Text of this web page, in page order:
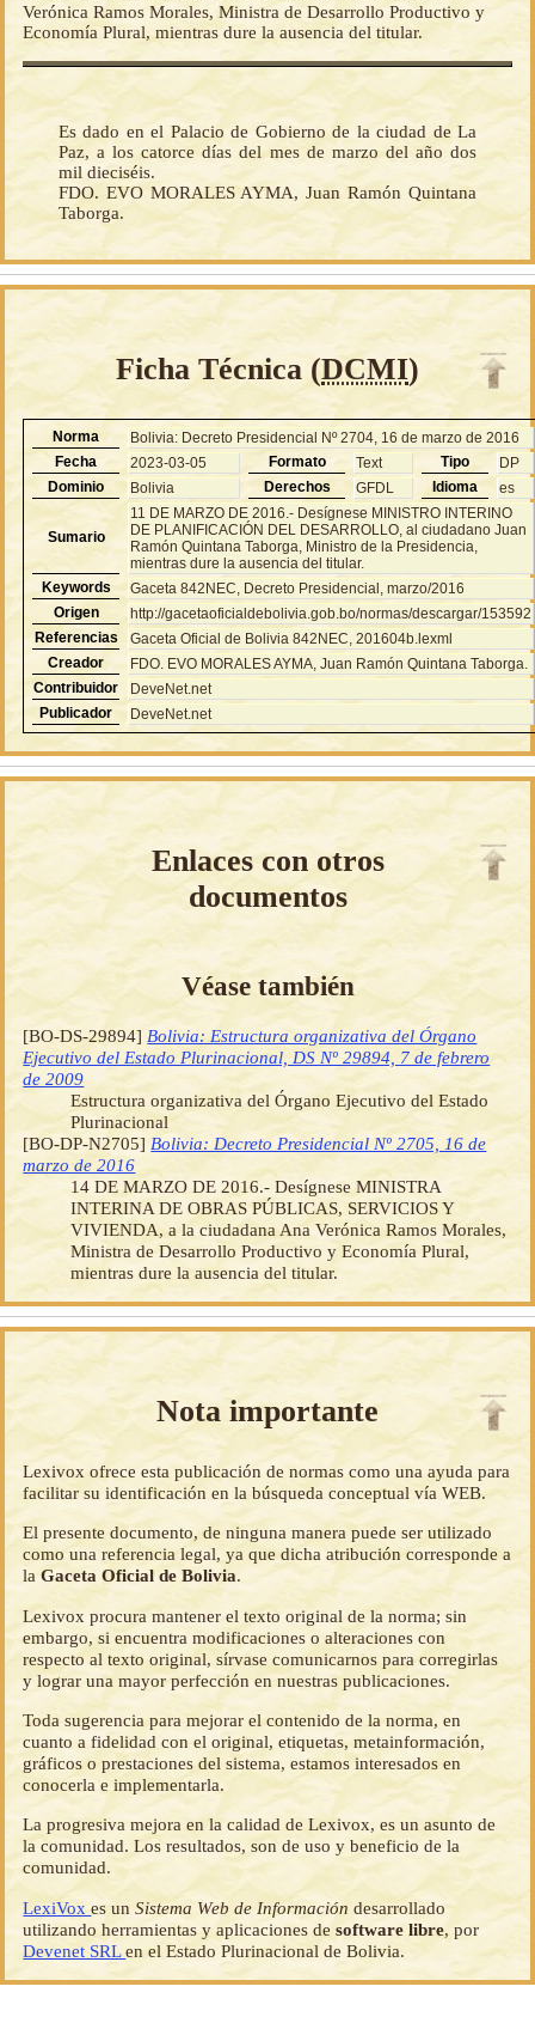
Verónica Ramos Morales, Ministra de Desarrollo Productivo y
Economía Plural, mientras dure la ausencia del titular.
Es dado en el Palacio de Gobierno de la ciudad de La
Paz, a los catorce días del mes de marzo del año dos
mil dieciséis.
FDO. EVO MORALES AYMA, Juan Ramón Quintana
Taborga.
Ficha Técnica (DCMI)
Norma
Bolivia: Decreto Presidencial Nº 2704, 16 de marzo de 2016
Fecha
2023-03-05 Formato Text Tipo
DP
Dominio
Bolivia Derechos GFDL Idioma es
Sumario
11 DE MARZO DE 2016.- Desígnese MINISTRO INTERINO
DE PLANIFICACIÓN DEL DESARROLLO, al ciudadano Juan
Ramón Quintana Taborga, Ministro de la Presidencia,
mientras dure la ausencia del titular.
Keywords
Gaceta 842NEC, Decreto Presidencial, marzo/2016
Origen
http://gacetaoficialdebolivia.gob.bo/normas/descargar/153592
Referencias
Gaceta Oficial de Bolivia 842NEC, 201604b.lexml
Creador
FDO. EVO MORALES AYMA, Juan Ramón Quintana Taborga.
Contribuidor
DeveNet.net
Publicador
DeveNet.net
Enlaces con otros
documentos
Véase también
[BO-DS-29894] Bolivia: Estructura organizativa del Órgano
Ejecutivo del Estado Plurinacional, DS Nº 29894, 7 de febrero
de 2009
Estructura organizativa del Órgano Ejecutivo del Estado
Plurinacional
[BO-DP-N2705] Bolivia: Decreto Presidencial Nº 2705, 16 de
marzo de 2016
14 DE MARZO DE 2016.- Desígnese MINISTRA
INTERINA DE OBRAS PÚBLICAS, SERVICIOS Y
VIVIENDA, a la ciudadana Ana Verónica Ramos Morales,
Ministra de Desarrollo Productivo y Economía Plural,
mientras dure la ausencia del titular.
Nota importante
Lexivox ofrece esta publicación de normas como una ayuda para
facilitar su identificación en la búsqueda conceptual vía WEB.
El presente documento, de ninguna manera puede ser utilizado
como una referencia legal, ya que dicha atribución corresponde a
laGaceta Oficial de Bolivia.
Lexivox procura mantener el texto original de la norma; sin
embargo, si encuentra modificaciones o alteraciones con
respecto al texto original, sírvase comunicarnos para corregirlas
y lograr una mayor perfección en nuestras publicaciones.
Toda sugerencia para mejorar el contenido de la norma, en
cuanto a fidelidad con el original, etiquetas, metainformación,
gráficos o prestaciones del sistema, estamos interesados en
conocerla e implementarla.
La progresiva mejora en la calidad de Lexivox, es un asunto de
la comunidad. Los resultados, son de uso y beneficio de la
comunidad.
LexiVoxes unSistema Web de Información desarrollado
utilizando herramientas y aplicaciones desoftware libre, por
Devenet SRLen el Estado Plurinacional de Bolivia.